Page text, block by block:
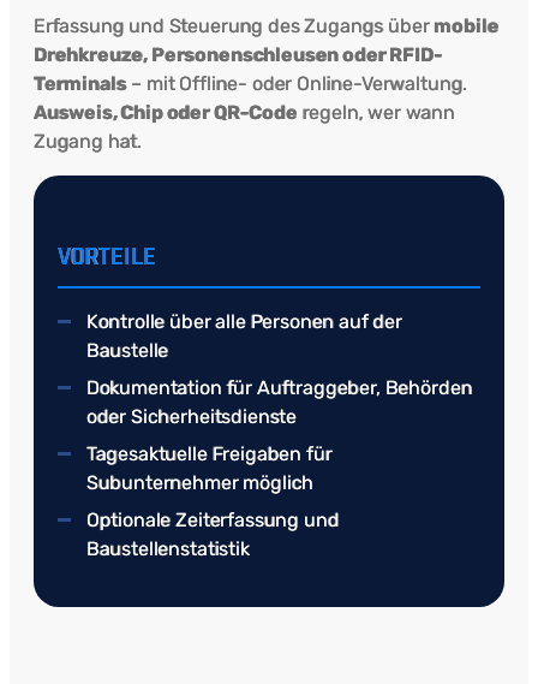
Erfassung und Steuerung des Zugangs über mobile
Drehkreuze, Personenschleusen oder RFID-
Terminals– mit Offline- oder Online-Verwaltung.
Ausweis, Chip oder QR-Code regeln, wer wann
Zugang hat.
VORTEILE
Kontrolle über alle Personen auf der
Baustelle
Dokumentation für Auftraggeber, Behörden
oder Sicherheitsdienste
Tagesaktuelle Freigaben für
Subunternehmer möglich
Optionale Zeiterfassung und
Baustellenstatistik